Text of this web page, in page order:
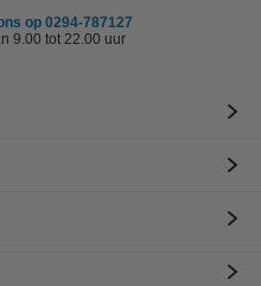
op 0294-787127
9.00 tot 22.00 uur